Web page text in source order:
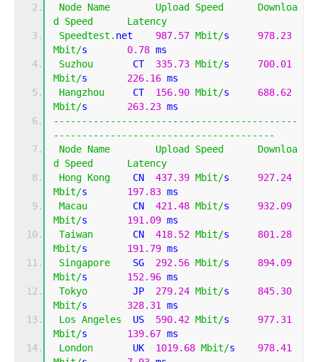
Node Name Upload Speed
Downloa
d
Speed
Latency
Speedtest . net 987.57 Mbit/s 978.23
Mbit/s 0.78
Suzhou
       CT
335.73 Mbit/s 700.01
Mbit/s 226.16
Hangzhou
     CT
156.90 Mbit/s 688.62
Mbit/s 263.23
-------------------------------------------
---------------------------------------
Node Name Upload Speed
Downloa
d
Speed
Latency
Hong Kong
    CN
437.39 Mbit/s 927.24
Mbit/s 197.83
Macau
        CN
421.48 Mbit/s 932.09
Mbit/s 191.09
Taiwan
       CN
418.52 Mbit/s 801.28
Mbit/s 191.79
Singapore
    SG
292.56 Mbit/s 894.09
Mbit/s 152.96
Tokyo
        JP
279.24 Mbit/s 845.30
Mbit/s 328.31
Los Angeles
  US
590.42 Mbit/s 977.31
Mbit/s 139.67
London
       UK
1019.68 Mbit/s 978.41